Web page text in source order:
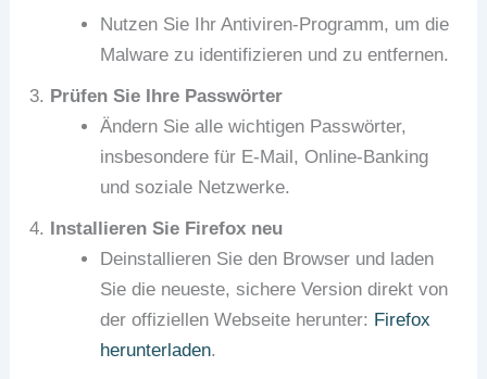
Nutzen Sie Ihr Antiviren-Programm, um die
Malware zu identifizieren und zu entfernen.
Prüfen Sie Ihre Passwörter
Ändern Sie alle wichtigen Passwörter,
insbesondere für E-Mail, Online-Banking
und soziale Netzwerke.
Installieren Sie Firefox neu
Deinstallieren Sie den Browser und laden
Sie die neueste, sichere Version direkt von
der offiziellen Webseite herunter: Firefox
herunterladen.